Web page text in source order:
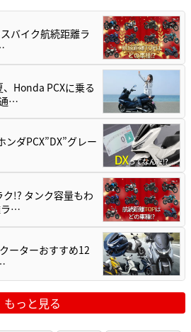
バイク航続距離ラ
Honda PCXに乗る
通…
ダPCX”DX”グレー
!? タンク容量もわ
ラ…
ーターおすすめ12
もっと見る